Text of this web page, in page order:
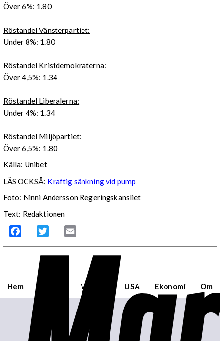
Över 6%: 1.80
Röstandel Vänsterpartiet:
Under 8%: 1.80
Röstandel Kristdemokraterna:
Över 4,5%: 1.34
Röstandel Liberalerna:
Under 4%: 1.34
Röstandel Miljöpartiet:
Över 6,5%: 1.80
Källa: Unibet
LÄS OCKSÅ: Kraftig sänkning vid pump
Foto: Ninni Andersson Regeringskansliet
Text: Redaktionen
Facebook Twitter
Hem Världen USA Ekonomi Om